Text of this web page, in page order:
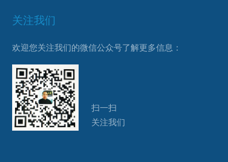
关注我们
欢迎您关注我们的微信公众号了解更多信息：
扫一扫
关注我们